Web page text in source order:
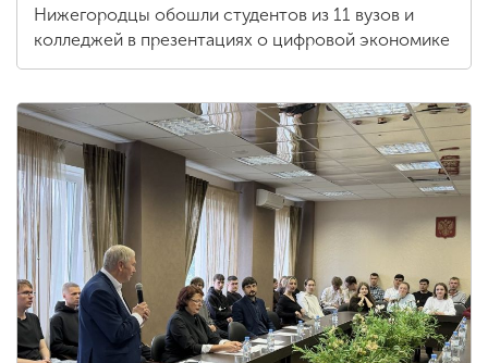
Нижегородцы обошли студентов из 11 вузов и
колледжей в презентациях о цифровой экономике